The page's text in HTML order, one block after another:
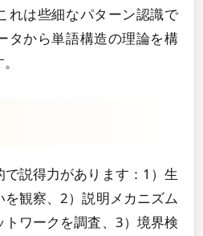
れは些細なパターン認識で
タから単語構造の理論を構
説得力があります：1）生
観察、2）説明メカニズム
ワークを調査、3）境界検